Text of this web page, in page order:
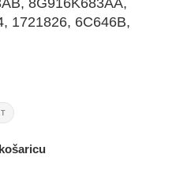
1721826, 6C646B,